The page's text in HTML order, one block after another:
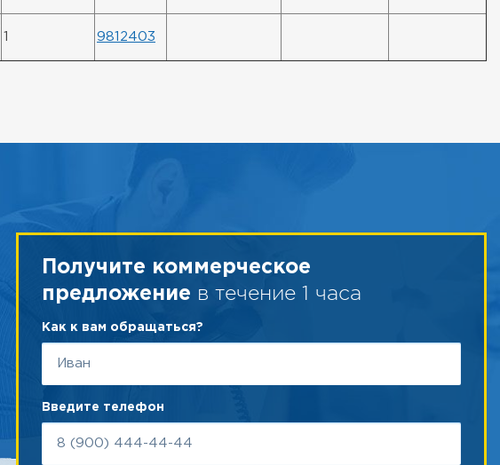
9812403
Получите коммерческое
предложение в течение 1 часа
Как к вам обращаться?
Введите телефон